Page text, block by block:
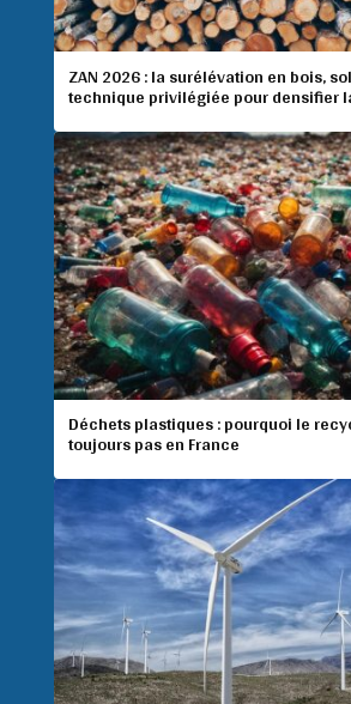
ZAN 2026 : la surélévation en bois,
technique privilégiée pour densifier
Déchets plastiques : pourquoi le
toujours pas en France